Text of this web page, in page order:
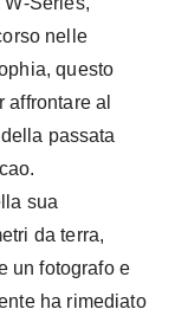
nelle
questo
al
passata
sua
da terra,
un fotografo e
ha rimediato